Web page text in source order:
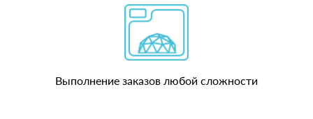
Выполнение заказов любой сложности